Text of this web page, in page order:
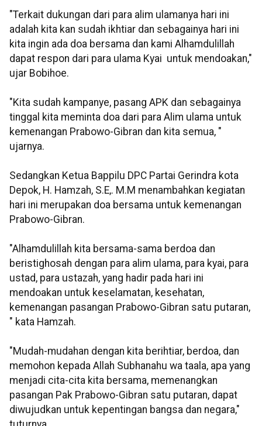
"Terkait dukungan dari para alim ulamanya hari ini
adalah kita kan sudah ikhtiar dan sebagainya hari ini
kita ingin ada doa bersama dan kami Alhamdulillah
dapat respon dari para ulama Kyai untuk mendoakan,"
ujar Bobihoe.
"Kita sudah kampanye, pasang APK dan sebagainya
tinggal kita meminta doa dari para Alim ulama untuk
kemenangan Prabowo-Gibran dan kita semua, "
ujarnya.
Sedangkan Ketua Bappilu DPC Partai Gerindra kota
Depok, H. Hamzah, S.E,. M.M menambahkan kegiatan
hari ini merupakan doa bersama untuk kemenangan
Prabowo-Gibran.
"Alhamdulillah kita bersama-sama berdoa dan
beristighosah dengan para alim ulama, para kyai, para
ustad, para ustazah, yang hadir pada hari ini
mendoakan untuk keselamatan, kesehatan,
kemenangan pasangan Prabowo-Gibran satu putaran,
" kata Hamzah.
"Mudah-mudahan dengan kita berihtiar, berdoa, dan
memohon kepada Allah Subhanahu wa taala, apa yang
menjadi cita-cita kita bersama, memenangkan
pasangan Pak Prabowo-Gibran satu putaran, dapat
diwujudkan untuk kepentingan bangsa dan negara,"